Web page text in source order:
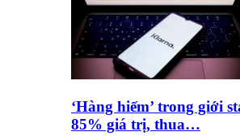
‘Hàng hiếm’ trong giới
85% giá trị, thua…